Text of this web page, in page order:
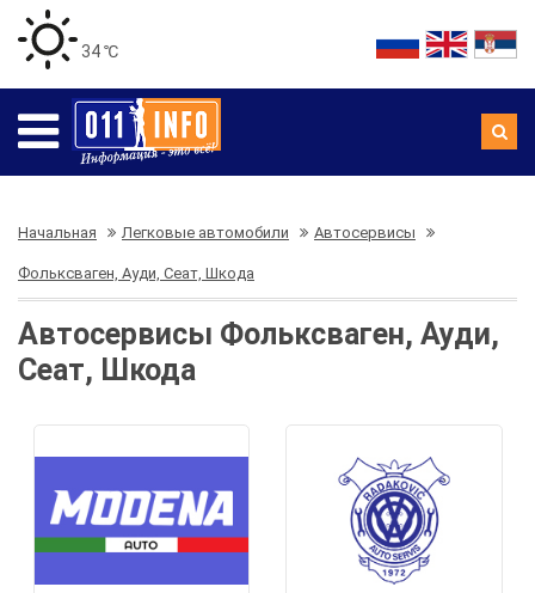
34 ℃
Начальная Легковые автомобили Автосервисы
Фольксваген, Ауди, Сеат, Шкода
Автосервисы Фольксваген, Ауди,
Сеат, Шкода